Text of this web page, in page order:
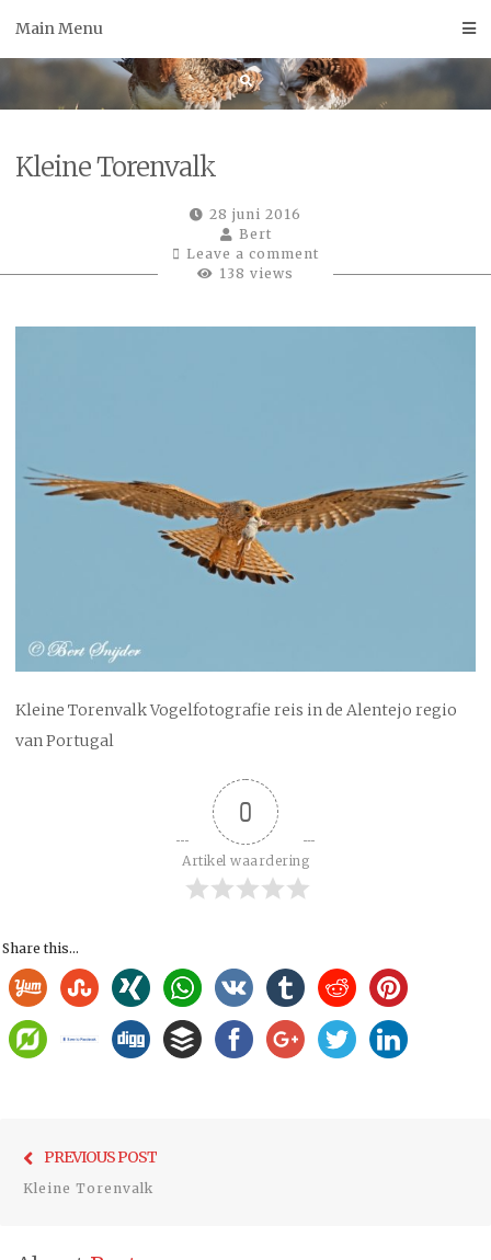
Main Menu
Kleine Torenvalk
28 juni 2016
Bert
Leave a comment
138 views
Kleine Torenvalk Vogelfotografie reis in de Alentejo regio
van Portugal
0
Artikel waardering
Share this...
navigatie
PREVIOUS POST
Kleine Torenvalk